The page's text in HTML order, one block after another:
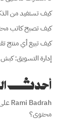
كيف تستفيد من
كيف تصبح كاتب
كيف تبيع أي منتج
إدارة التسويق:
أحدث
Rami Badrah
محتوى؟